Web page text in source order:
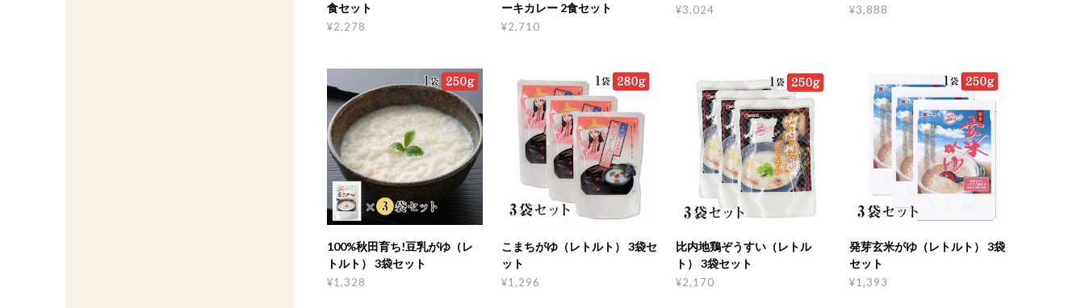
食セット
¥2,278
ーキカレー 2食セット
¥2,710
¥3,024 ¥3,888
100%秋田育ち!豆乳がゆ（レ
トルト） 3袋セット
¥1,328
こまちがゆ（レトルト） 3袋セ
ット
¥1,296
比内地鶏ぞうすい（レトル
ト） 3袋セット
¥2,170
発芽玄米がゆ（レトルト） 3袋
セット
¥1,393